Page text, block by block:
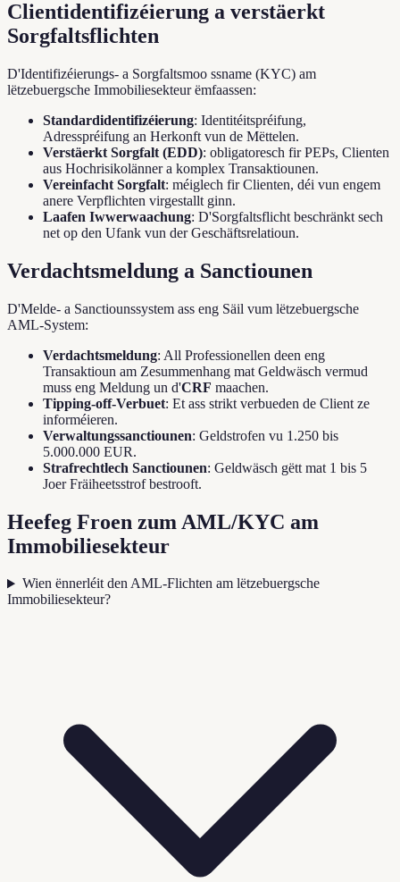
Clientidentifizéierung a verstäerkt
Sorgfaltsflichten
D'Identifizéierungs- a Sorgfaltsmoo ssname (KYC) am
lëtzebuergsche Immobiliesekteur ëmfaassen:
Standardidentifizéierung: Identitéitspréifung,
Adresspréifung an Herkonft vun de Mëttelen.
Verstäerkt Sorgfalt (EDD): obligatoresch fir PEPs, Clienten
aus Hochrisikolänner a komplex Transaktiounen.
Vereinfacht Sorgfalt: méiglech fir Clienten, déi vun engem
anere Verpflichten virgestallt ginn.
Laafen Iwwerwaachung: D'Sorgfaltsflicht beschränkt sech
net op den Ufank vun der Geschäftsrelatioun.
Verdachtsmeldung a Sanctiounen
D'Melde- a Sanctiounssystem ass eng Säil vum lëtzebuergsche
AML-System:
Verdachtsmeldung: All Professionellen deen eng
Transaktioun am Zesummenhang mat Geldwäsch vermud
muss eng Meldung un d'CRF maachen.
Tipping-off-Verbuet: Et ass strikt verbueden de Client ze
informéieren.
Verwaltungssanctiounen: Geldstrofen vu 1.250 bis
5.000.000 EUR.
Strafrechtlech Sanctiounen: Geldwäsch gëtt mat 1 bis 5
Joer Fräiheetsstrof bestrooft.
Heefeg Froen zum AML/KYC am
Immobiliesekteur
Wien ënnerléit den AML-Flichten am lëtzebuergsche
Immobiliesekteur?